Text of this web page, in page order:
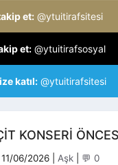
et: @ytuitirafsitesi
et: @ytuitirafsosyal
katıl: @ytuitirafsitesi
KONSERI
11/06/2026 Kategoriler
Aşk 💬 0